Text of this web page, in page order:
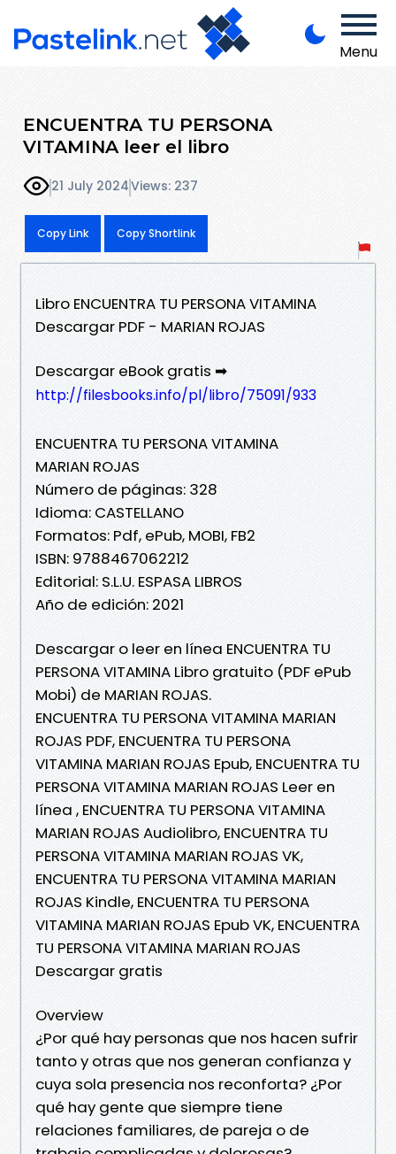
Menu
ENCUENTRA TU PERSONA
VITAMINA leer el libro
21 July 2024Views: 237
Copy Link Copy Shortlink
Libro ENCUENTRA TU PERSONA VITAMINA
Descargar PDF - MARIAN ROJAS
Descargar eBook gratis ➡
http://filesbooks.info/pl/libro/75091/933
ENCUENTRA TU PERSONA VITAMINA
MARIAN ROJAS
Número de páginas: 328
Idioma: CASTELLANO
Formatos: Pdf, ePub, MOBI, FB2
ISBN: 9788467062212
Editorial: S.L.U. ESPASA LIBROS
Año de edición: 2021
Descargar o leer en línea ENCUENTRA TU
PERSONA VITAMINA Libro gratuito (PDF ePub
Mobi) de MARIAN ROJAS.
ENCUENTRA TU PERSONA VITAMINA MARIAN
ROJAS PDF, ENCUENTRA TU PERSONA
VITAMINA MARIAN ROJAS Epub, ENCUENTRA TU
PERSONA VITAMINA MARIAN ROJAS Leer en
línea , ENCUENTRA TU PERSONA VITAMINA
MARIAN ROJAS Audiolibro, ENCUENTRA TU
PERSONA VITAMINA MARIAN ROJAS VK,
ENCUENTRA TU PERSONA VITAMINA MARIAN
ROJAS Kindle, ENCUENTRA TU PERSONA
VITAMINA MARIAN ROJAS Epub VK, ENCUENTRA
TU PERSONA VITAMINA MARIAN ROJAS
Descargar gratis
Overview
¿Por qué hay personas que nos hacen sufrir
tanto y otras que nos generan confianza y
cuya sola presencia nos reconforta? ¿Por
qué hay gente que siempre tiene
relaciones familiares, de pareja o de